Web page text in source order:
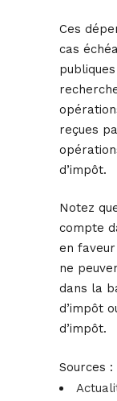
Ces
cas
reçues
d’impôt.
Notez
compte
en
ne
dans la
d’impôt
d’impôt.
Sources :